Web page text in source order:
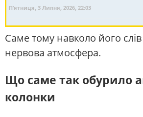
П’ятниця, 3 Липня, 2026, 22:03
Саме тому навколо його
нервова атмосфера.
Що саме так обурило
колонки